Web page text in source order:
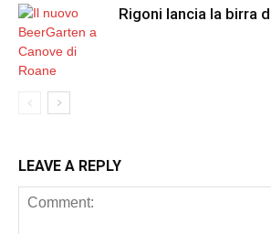
Rigoni lancia la birra
LEAVE A REPLY